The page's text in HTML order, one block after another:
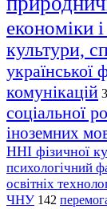
економіки
культури,
української
комунікацій
соціальної
іноземних
ННІ фізичної
психологічний
освітніх
ЧНУ 142